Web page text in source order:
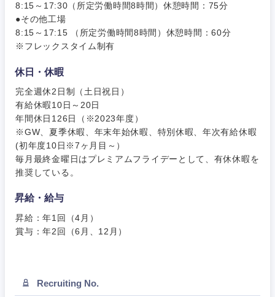
8:15～17:30（所定労働時間8時間）休憩時間：75分
●その他工場
8:15～17:15 （所定労働時間8時間）休憩時間：60分
※フレックスタイム制有
休日・休暇
完全週休2日制（土日祝日）
有給休暇10日～20日
年間休日126日（※2023年度）
※GW、夏季休暇、年末年始休暇、特別休暇、年次有給休暇
(初年度10日※7ヶ月目～）
毎月最終金曜日はプレミアムフライデーとして、有休休暇を
推奨している。
昇給・給与
昇給：年1回（4月）
賞与：年2回（6月、12月）
Recruiting No.
新潟県
山梨県